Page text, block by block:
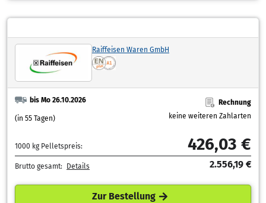
Raiffeisen Waren GmbH
bis Mo 26.10.2026
(in 55 Tagen)
Rechnung
keine weiteren Zahlarten
1000 kg Pelletspreis: 426,03 €
Brutto gesamt: Details 2.556,19 €
Zur Bestellung